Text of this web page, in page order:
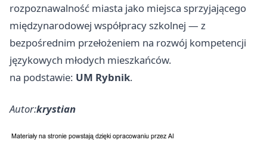
rozpoznawalność miasta jako miejsca sprzyjającego
międzynarodowej współpracy szkolnej — z
bezpośrednim przełożeniem na rozwój kompetencji
językowych młodych mieszkańców.
na podstawie: UM Rybnik.
Autor:krystian